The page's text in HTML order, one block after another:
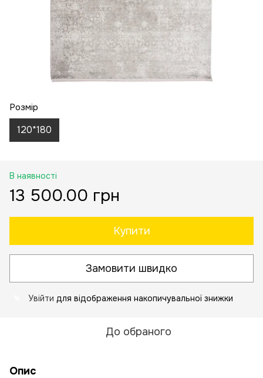
Розмір
120*180
В наявності
13 500.00 грн
Купити
Замовити швидко
Увійти для відображення накопичувальної знижки
До обраного
Опис